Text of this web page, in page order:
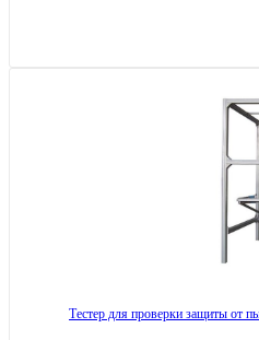
Тестер для проверки защиты от